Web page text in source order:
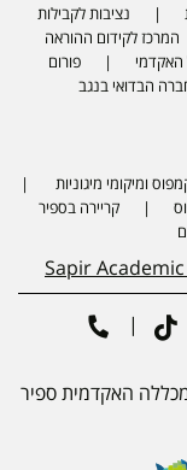
נציבות לקבילות
המרכז לקידום ההוראה
האקדמי
פורום
הבדואי בנגב
ומיקומי מיגוניות
קריירה בספיר
Sapir
האקדמית ספיר
Tiktok
|
Phone number